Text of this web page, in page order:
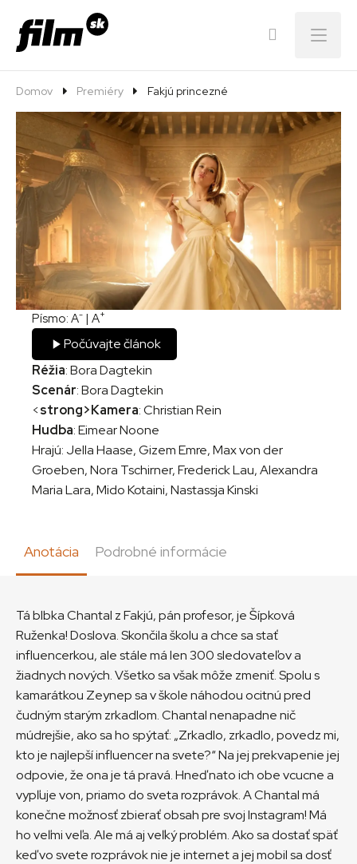
Menu
Domov Premiéry Fakjú princezné
Písmo: A- | A+
Počúvajte článok
Réžia: Bora Dagtekin
Scenár: Bora Dagtekin
<strong>Kamera: Christian Rein
Hudba: Eimear Noone
Hrajú: Jella Haase, Gizem Emre, Max von der
Groeben, Nora Tschirner, Frederick Lau, Alexandra
Maria Lara, Mido Kotaini, Nastassja Kinski
Anotácia Podrobné informácie
Tá blbka Chantal z Fakjú, pán profesor, je Šípková
Ruženka! Doslova. Skončila školu a chce sa stať
influencerkou, ale stále má len 300 sledovateľov a
žiadnych nových. Všetko sa však môže zmeniť. Spolu s
kamarátkou Zeynep sa v škole náhodou ocitnú pred
čudným starým zrkadlom. Chantal nenapadne nič
múdrejšie, ako sa ho spýtať: „Zrkadlo, zrkadlo, povedz mi,
kto je najlepší influencer na svete?“ Na jej prekvapenie jej
odpovie, že ona je tá pravá. Hneď nato ich obe vcucne a
vypľuje von, priamo do sveta rozprávok. A Chantal má
konečne možnosť zbierať obsah pre svoj Instagram! Má
ho veľmi veľa. Ale má aj veľký problém. Ako sa dostať späť
keď vo svete rozprávok nie je internet a jej mobil sa dosť